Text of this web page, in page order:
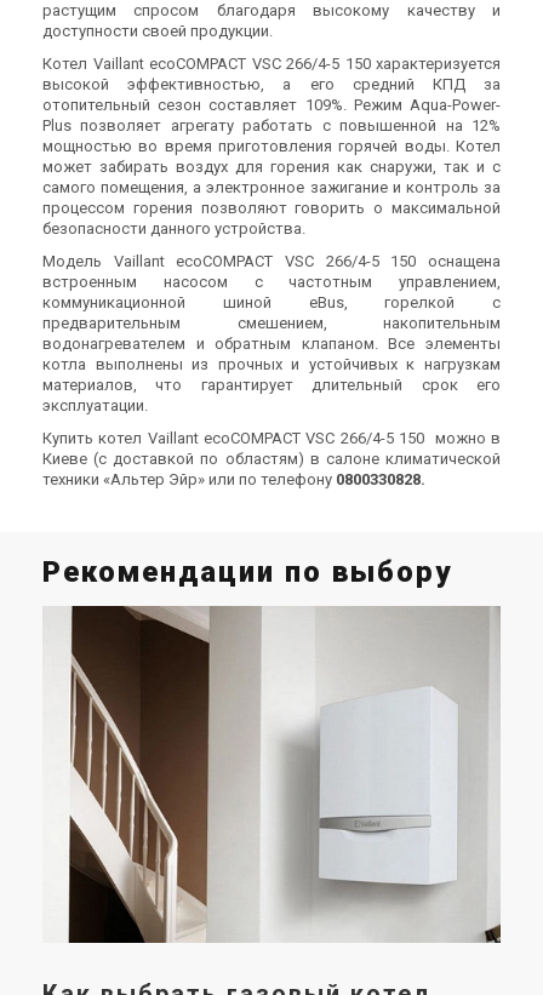
растущим спросом благодаря высокому качеству и
доступности своей продукции.
Котел Vaillant ecoCOMPACT VSC 266/4-5 150 характеризуется
высокой эффективностью, а его средний КПД за
отопительный сезон составляет 109%. Режим Aqua-Power-
Plus позволяет агрегату работать с повышенной на 12%
мощностью во время приготовления горячей воды. Котел
может забирать воздух для горения как снаружи, так и с
самого помещения, а электронное зажигание и контроль за
процессом горения позволяют говорить о максимальной
безопасности данного устройства.
Модель Vaillant ecoCOMPACT VSC 266/4-5 150 оснащена
встроенным насосом с частотным управлением,
коммуникационной шиной eBus, горелкой с
предварительным смешением, накопительным
водонагревателем и обратным клапаном. Все элементы
котла выполнены из прочных и устойчивых к нагрузкам
материалов, что гарантирует длительный срок его
эксплуатации.
Купить котел Vaillant ecoCOMPACTVSC 266/4-5 150 можно в
Киеве (с доставкой по областям) в салоне климатической
техники «Альтер Эйр» или по телефону 0800330828.
Рекомендации по выбору